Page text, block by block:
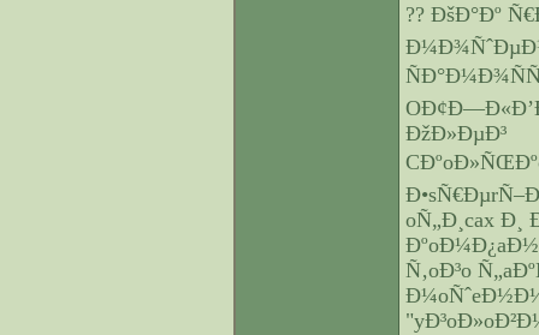
?? ÐšÐ°Ðº
ÐžÐ»ÐµÐ³
oÑ„Ð¸cax Ð¸
Ñ‚oÐ³o